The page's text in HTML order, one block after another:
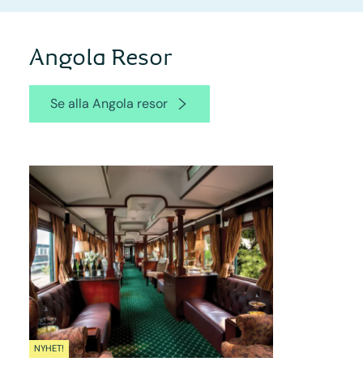
Angola Resor
Se alla Angola resor
NYHET!